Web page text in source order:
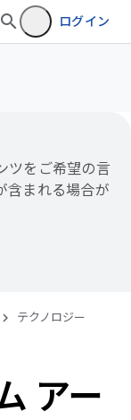
ログイン
ツをご希望の言
含まれる場合が
テクノロジー
アー